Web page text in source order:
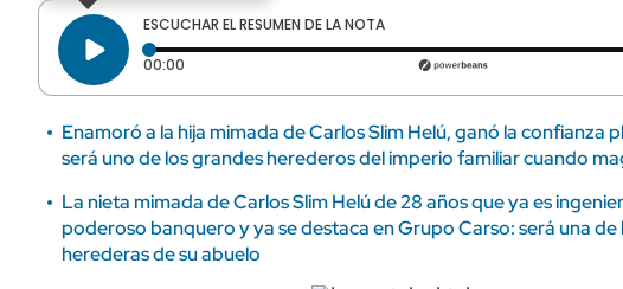
ESCUCHAR EL RESUMEN DE LA NOTA
00:00 Tiempo transcurrido: 0 segundos
Enamoró a la hija mimada de Carlos Slim Helú, ganó la confianza
será uno de los grandes herederos del imperio familiar cuando
La nieta mimada de Carlos Slim Helú de 28 años que ya es
poderoso banquero y ya se destaca en Grupo Carso: será una de
herederas de su abuelo